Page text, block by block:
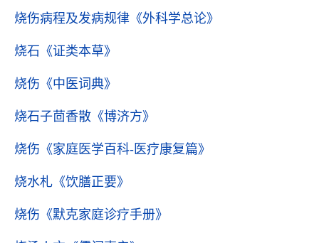
烧伤病程及发病规律 《外科学总论》
烧石 《证类本草》
烧伤 《中医词典》
烧石子茴香散 《博济方》
烧伤 《家庭医学百科-医疗康复篇》
烧水札 《饮膳正要》
烧伤 《默克家庭诊疗手册》